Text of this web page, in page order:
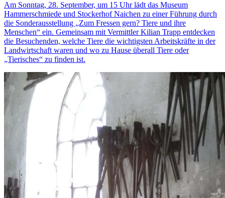
Am Sonntag, 28. September, um 15 Uhr lädt das Museum
Hammerschmiede und Stockerhof Naichen zu einer Führung durch
die Sonderausstellung „Zum Fressen gern? Tiere und ihre
Menschen“ ein. Gemeinsam mit Vermittler Kilian Trapp entdecken
die Besuchenden, welche Tiere die wichtigsten Arbeitskräfte in der
Landwirtschaft waren und wo zu Hause überall Tiere oder
„Tierisches“ zu finden ist.